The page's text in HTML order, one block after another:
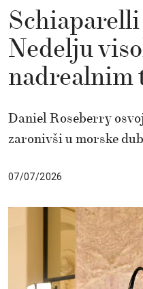
Nedelju
nadrealnim
Daniel Roseberry
zaronivši u morske
07/07/2026